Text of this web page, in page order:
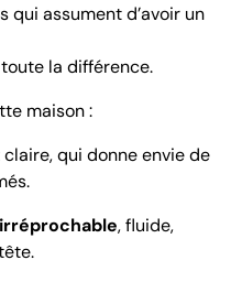
qui assument d’avoir un
la différence.
maison :
qui donne envie de
, fluide,